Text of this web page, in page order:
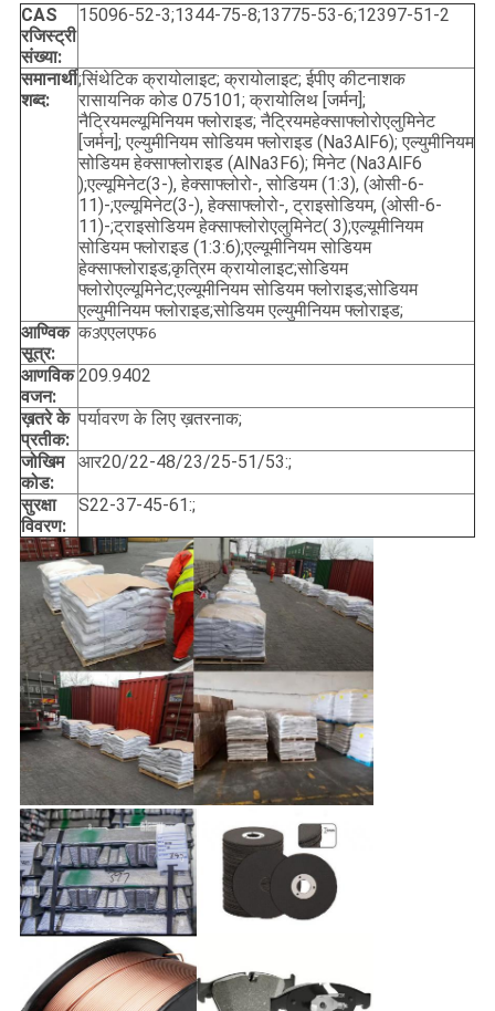
CAS
रजिस्ट्री
संख्या:
15096-52-3;1344-75-8;13775-53-6;12397-51-2
समानार्थी
शब्द:
;सिंथेटिक क्रायोलाइट; क्रायोलाइट; ईपीए कीटनाशक
रासायनिक कोड 075101; क्रायोलिथ [जर्मन];
नैट्रियमल्यूमिनियम फ्लोराइड; नैट्रियमहेक्साफ्लोरोएलुमिनेट
[जर्मन]; एल्युमीनियम सोडियम फ्लोराइड (Na3AlF6); एल्युमीनियम
सोडियम हेक्साफ्लोराइड (AlNa3F6); मिनेट (Na3AlF6
);एल्यूमिनेट(3-), हेक्साफ्लोरो-, सोडियम (1:3), (ओसी-6-
11)-;एल्यूमिनेट(3-), हेक्साफ्लोरो-, ट्राइसोडियम, (ओसी-6-
11)-;ट्राइसोडियम हेक्साफ्लोरोएलुमिनेट( 3);एल्यूमीनियम
सोडियम फ्लोराइड (1:3:6);एल्यूमीनियम सोडियम
हेक्साफ्लोराइड;कृत्रिम क्रायोलाइट;सोडियम
फ्लोरोएल्यूमिनेट;एल्यूमीनियम सोडियम फ्लोराइड;सोडियम
एल्युमीनियम फ्लोराइड;सोडियम एल्युमीनियम फ्लोराइड;
आण्विक
सूत्र:
क3एएलएफ6
आणविक
वजन:
209.9402
ख़तरे के
प्रतीक:
पर्यावरण के लिए ख़तरनाक;
जोखिम
कोड:
आर20/22-48/23/25-51/53:;
सुरक्षा
विवरण:
S22-37-45-61:;